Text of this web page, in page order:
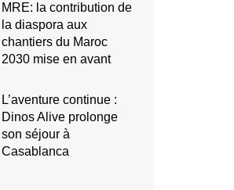
MRE: la contribution de
la diaspora aux
chantiers du Maroc
2030 mise en avant
L’aventure continue :
Dinos Alive prolonge
son séjour à
Casablanca